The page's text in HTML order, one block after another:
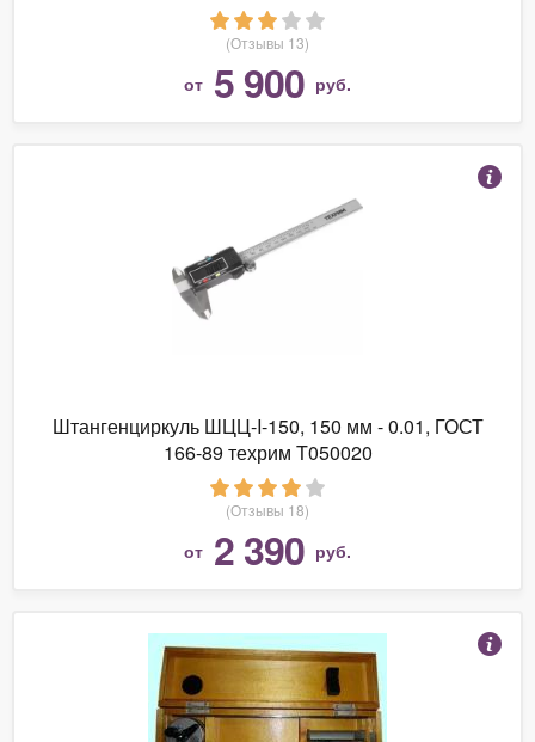
(Отзывы 13)
от 5 900 руб.
Штангенциркуль ШЦЦ-I-150, 150 мм - 0.01, ГОСТ
166-89 техрим T050020
(Отзывы 18)
от 2 390 руб.